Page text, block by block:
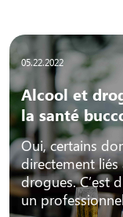
05.22.2022
Alcool et
la santé
Oui, certains
directement
drogues. C’est
un